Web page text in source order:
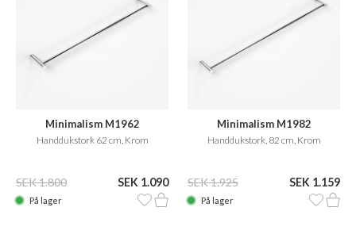
Minimalism M1962
Handdukstork 62 cm, Krom
SEK 1.800 SEK 1.090
På lager
Minimalism M1982
Handdukstork, 82 cm, Krom
SEK 1.925 SEK 1.159
På lager